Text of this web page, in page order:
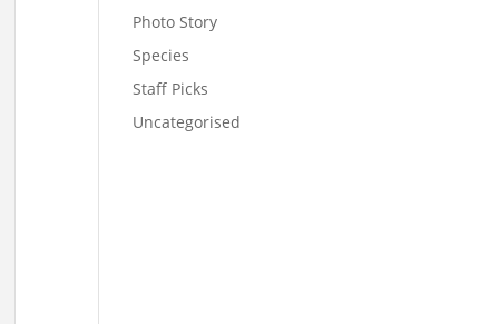
Photo Story
Species
Staff Picks
Uncategorised